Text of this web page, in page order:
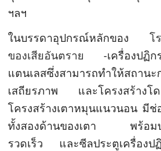
ฯลฯ
ในบรรดาอุปกรณ์หลักของ โ
ของเสียอันตราย -เครื่องปฏิ
แตนเลสซึ่งสามารถทำให้สถาน
เสถียรภาพ และโครงสร้างโด
โครงสร้างเตาหมุนแนวนอน มีช่
ทั้งสองด้านของเตา พร้อมปร
รวดเร็ว และซีลประตูเครื่องป